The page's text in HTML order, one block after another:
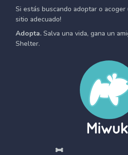
Si estás buscando adoptar o acoger
sitio adecuado!
Adopta. Salva una vida, gana un
Shelter.